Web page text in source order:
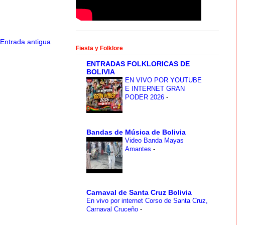
Entrada antigua
Fiesta y Folklore
ENTRADAS FOLKLORICAS DE
BOLIVIA
EN VIVO POR YOUTUBE
E INTERNET GRAN
PODER 2026 -
Bandas de Música de Bolivia
Video Banda Mayas
Amantes -
Carnaval de Santa Cruz Bolivia
En vivo por internet Corso de Santa Cruz,
Carnaval Cruceño -